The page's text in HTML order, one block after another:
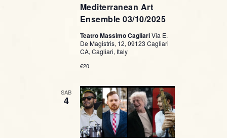
Mediterranean Art
Ensemble 03/10/2025
Teatro Massimo CagliariVia E.
De Magistris, 12, 09123 Cagliari
CA, Cagliari, Italy
€20
SAB
4